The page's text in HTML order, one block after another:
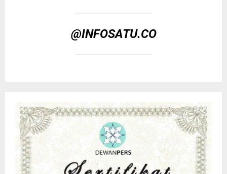
@INFOSATU.CO